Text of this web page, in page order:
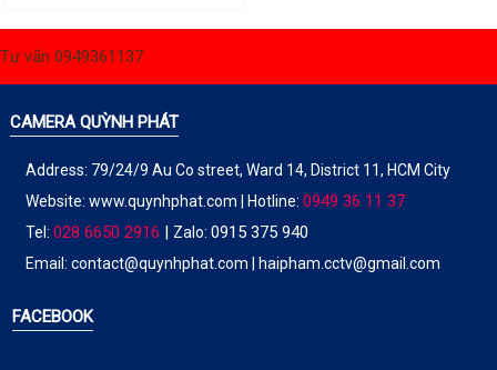
Tư vấn 0949361137
CAMERA QUỲNH PHÁT
Address: 79/24/9 Au Co street, Ward 14, District 11, HCM City
Website: www.quynhphat.com | Hotline: 0949 36 11 37
Tel: 028 6650 2916 | Zalo: 0915 375 940
Email: contact@quynhphat.com | haipham.cctv@gmail.com
FACEBOOK